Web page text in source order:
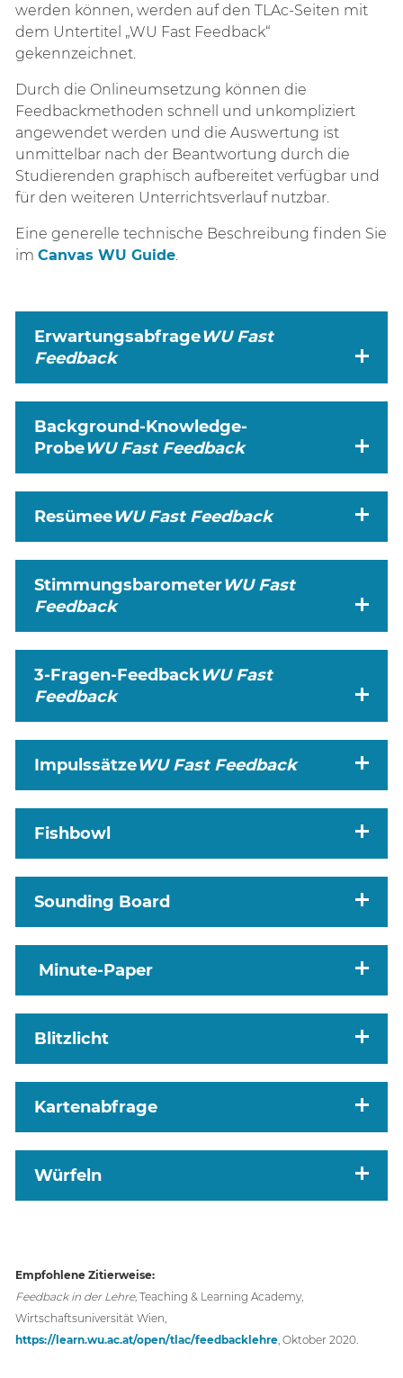
werden können, werden auf den TLAc-Seiten mit
dem Untertitel „WU Fast Feedback“
gekennzeichnet.
Durch die Onlineumsetzung können die
Feedbackmethoden schnell und unkompliziert
angewendet werden und die Auswertung ist
unmittelbar nach der Beantwortung durch die
Studierenden graphisch aufbereitet verfügbar und
für den weiteren Unterrichtsverlauf nutzbar.
Eine generelle technische Beschreibung finden Sie
im Canvas WU Guide.
ErwartungsabfrageWUFast
Feedback
Background-Knowledge-
ProbeWUFast Feedback
ResümeeWUFast Feedback
StimmungsbarometerWUFast
Feedback
3-Fragen-FeedbackWUFast
Feedback
ImpulssätzeWUFast Feedback
Fishbowl
Sounding Board
Minute-Paper
Blitzlicht
Kartenabfrage
Würfeln
Empfohlene Zitierweise:
Feedback in der Lehre, Teaching & Learning Academy,
Wirtschaftsuniversität Wien,
https://learn.wu.ac.at/open/tlac/feedbacklehre, Oktober 2020.